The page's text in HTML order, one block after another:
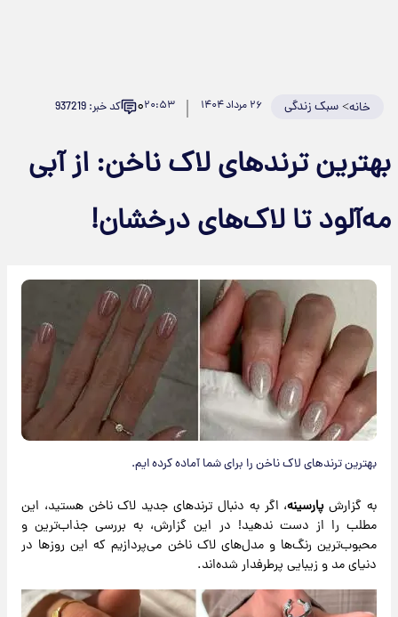
خانه>سبک زندگی ۲۶ مرداد ۱۴۰۴ ۲۰:۵۳۰ کد خبر: 937219
ترندهای لاک ناخن: از آبی
تا لاک‌های درخشان!
بهترین ترندهای لاک ناخن را برای شما آماده کرده ایم.
به گزارشپارسینه، اگر به دنبال ترندهای جدید لاک ناخن هستید، این
مطلب را از دست ندهید! در این گزارش، به بررسی جذاب‌ترین و
محبوب‌ترین رنگ‌ها و مدل‌های لاک ناخن می‌پردازیم که این روزها در
دنیای مد و زیبایی پرطرفدار شده‌اند.